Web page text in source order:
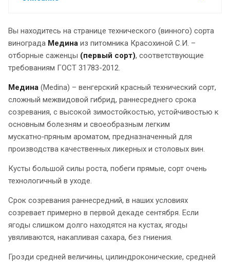
Вы находитесь на странице технического (винного) сорта
винограда Медина из питомника Красохиной С.И. –
отборные саженцы (первый сорт), соответствующие
требованиям ГОСТ 31783-2012.
Медина (Medina) – венгерский красный технический сорт,
сложный межвидовой гибрид, раннесреднего срока
созревания, с высокой зимостойкостью, устойчивостью к
основным болезням и своеобразным легким
мускатно‑пряным ароматом, предназначенный для
производства качественных ликерных и столовых вин.
Кусты большой силы роста, побеги прямые, сорт очень
технологичный в уходе.
Срок созревания раннесредний, в наших условиях
созревает примерно в первой декаде сентября. Если
ягоды слишком долго находятся на кустах, ягоды
увяливаются, накапливая сахара, без гниения.
Грозди средней величины, цилиндроконические, средней